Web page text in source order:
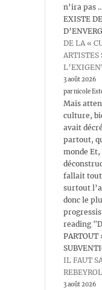
n’ira pas
EXISTE
DE LA «
3 août 2026
par nicole
Mais
culture,
avait
partout,
monde Et,
fallait
surtout
donc le
reading
PARTOUT
IL FAUT
3 août 2026